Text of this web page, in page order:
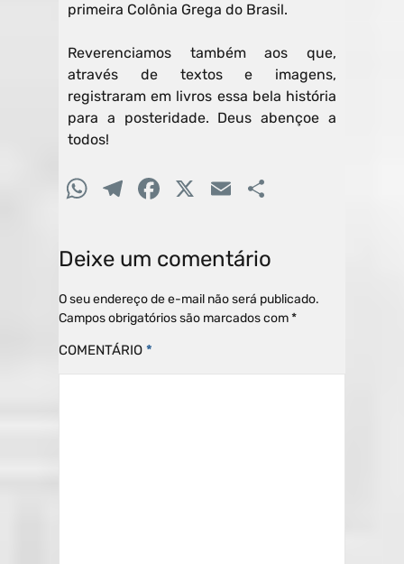
primeira Colônia Grega do Brasil.
Reverenciamos também aos que,
através de textos e imagens,
registraram em livros essa bela história
para a posteridade. Deus abençoe a
todos!
W
at
s
A
p
p
T
e
gr
a
m
F
c
e
b
o
X
E
ai
l
ar
til
Deixe um comentário
O seu endereço de e-mail não será publicado.
Campos obrigatórios são marcados com*
COMENTÁRIO *